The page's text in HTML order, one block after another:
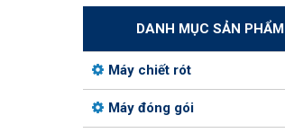
DANH MỤC SẢN PHẨM
Máy chiết rót
Máy đóng gói